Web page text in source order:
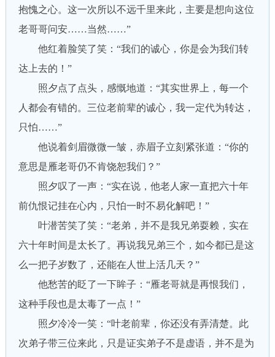
抱愧之心。这一次所以不远千里来此，主要是想向这位
老哥哥问安……当然……”
他红着脸笑了笑：“我们的诚心，你是会为我们转
达上去的！”
照夕点了点头，感慨地道：“其实世界上，每一个
人都会有错的。三位老前辈的诚心，我一定代为转达，
只怕……”
他说着剑眉微微一皱，赤眉子立刻紧张道：“你的
意思是雁老哥仍不肯饶恕我们？”
照夕叹了一声：“实在说，他老人家一直把六十年
前仇恨记挂在心内，只怕一时不易化解吧！”
叶潜苦笑了笑：“老弟，并不是我兄弟耍赖，实在
六十年时间是太长了。再说我兄弟三个，如今都已是这
么一把子岁数了，还能在人世上活几天？”
他愁苦的眨了一下眸子：“雁老哥就是再恨我们，
这种手段也是太毒了一点！”
照夕冷冷一笑：“叶老前辈，你还没有弄清楚。此
次弟子带三位来此，只是证实弟子不是虚语，并不是为